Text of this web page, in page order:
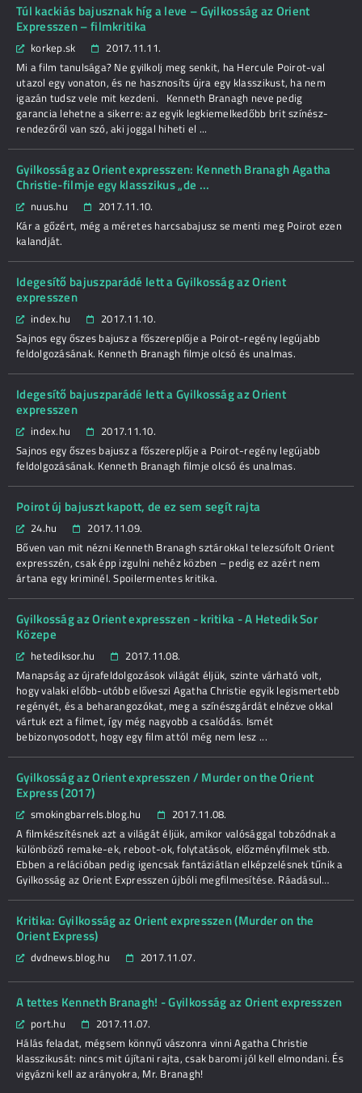
Túl kackiás bajusznak híg a leve – Gyilkosság az Orient
Expresszen – filmkritika
korkep.sk
2017.11.11.
Mi a film tanulsága? Ne gyilkolj meg senkit, ha Hercule Poirot-val
utazol egy vonaton, és ne hasznosíts újra egy klasszikust, ha nem
igazán tudsz vele mit kezdeni. Kenneth Branagh neve pedig
garancia lehetne a sikerre: az egyik legkiemelkedőbb brit színész-
rendezőről van szó, aki joggal hiheti el ...
Gyilkosság az Orient expresszen: Kenneth Branagh Agatha
Christie-filmje egy klasszikus „de ...
nuus.hu
2017.11.10.
Kár a gőzért, még a méretes harcsabajusz se menti meg Poirot ezen
kalandját.
Idegesítő bajuszparádé lett a Gyilkosság az Orient
expresszen
index.hu
2017.11.10.
Sajnos egy őszes bajusz a főszereplője a Poirot-regény legújabb
feldolgozásának. Kenneth Branagh filmje olcsó és unalmas.
Idegesítő bajuszparádé lett a Gyilkosság az Orient
expresszen
index.hu
2017.11.10.
Sajnos egy őszes bajusz a főszereplője a Poirot-regény legújabb
feldolgozásának. Kenneth Branagh filmje olcsó és unalmas.
Poirot új bajuszt kapott, de ez sem segít rajta
24.hu
2017.11.09.
Bőven van mit nézni Kenneth Branagh sztárokkal telezsúfolt Orient
expresszén, csak épp izgulni nehéz közben – pedig ez azért nem
ártana egy kriminél. Spoilermentes kritika.
Gyilkosság az Orient expresszen - kritika - A Hetedik Sor
Közepe
hetediksor.hu
2017.11.08.
Manapság az újrafeldolgozások világát éljük, szinte várható volt,
hogy valaki előbb-utóbb előveszi Agatha Christie egyik legismertebb
regényét, és a beharangozókat, meg a színészgárdát elnézve okkal
vártuk ezt a filmet, így még nagyobb a csalódás. Ismét
bebizonyosodott, hogy egy film attól még nem lesz ...
Gyilkosság az Orient expresszen / Murder on the Orient
Express (2017)
smokingbarrels.blog.hu
2017.11.08.
A filmkészítésnek azt a világát éljük, amikor valósággal tobzódnak a
különböző remake-ek, reboot-ok, folytatások, előzményfilmek stb.
Ebben a relációban pedig igencsak fantáziátlan elképzelésnek tűnik a
Gyilkosság az Orient Expresszen újbóli megfilmesítése. Ráadásul…
Kritika: Gyilkosság az Orient expresszen (Murder on the
Orient Express)
dvdnews.blog.hu 2017.11.07.
A tettes Kenneth Branagh! - Gyilkosság az Orient expresszen
port.hu
2017.11.07.
Hálás feladat, mégsem könnyű vászonra vinni Agatha Christie
klasszikusát: nincs mit újítani rajta, csak baromi jól kell elmondani. És
vigyázni kell az arányokra, Mr. Branagh!